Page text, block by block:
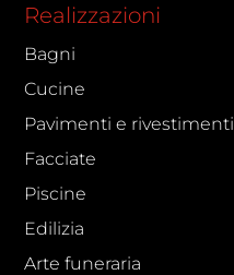
Realizzazioni
Bagni
Cucine
Pavimenti e rivestimenti
Facciate
Piscine
Edilizia
Arte funeraria